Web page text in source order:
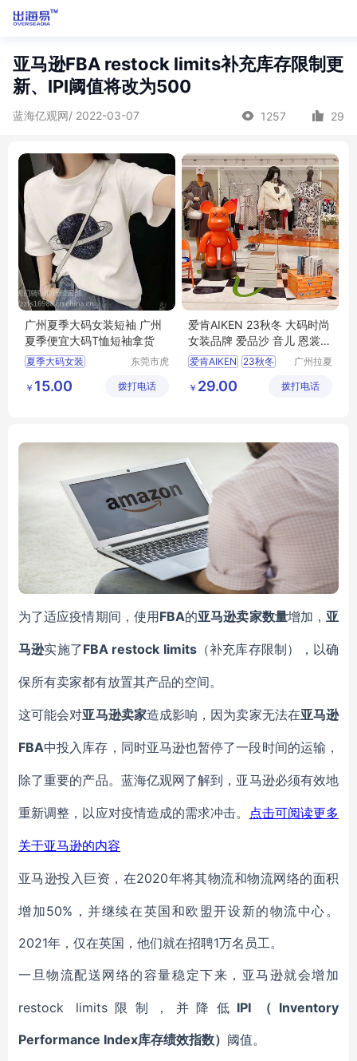
亚马逊FBA restock limits补充库存限制更
新、IPI阈值将改为500
蓝海亿观网/ 2022-03-07 1257 29
广州夏季大码女装短袖 广州
夏季便宜大码T恤短袖拿货
夏季大码女装
夏季大码韩版女装
东莞市虎
饰经营部
￥ 15.00 拨打电话
爱肯AIKEN 23秋冬 大码时尚
女装品牌 爱品沙 音儿 恩裳
珂尼莎曼 批发
爱肯AIKEN
23秋冬
爱品沙 恩裳
广州拉夏
商行
￥ 29.00 拨打电话
为了适应疫情期间， 使用 FBA的亚马逊卖家数量增加， 亚
马逊实施了FBA restock limits（补充库存限制），以确
保所有卖家都有放置其产品的空间。
这可能会对亚马逊卖家造成影响，因为卖家无法在亚马逊
FBA中投入库存，同时亚马逊也暂停了一段时间的运输，
除了重要的产品。 蓝海亿观网了解到， 亚马逊必须有效地
重新调整，以应对疫情造成的需求冲击。 点击可阅读更多
关于亚马逊的内容
亚马逊投入巨资，在2020年将其物流和物流网络的面积
增加50%，并继续在英国和欧盟开设新的物流中心。
2021年，仅在英国，他们就在招聘1万名员工。
一旦物流配送 网络的容量稳定下来，亚马逊就会增加
restock limits限制，并降低 IPI（Inventory
Performance Index库存绩效指数） 阈值。